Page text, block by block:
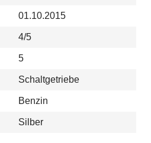
01.10.2015
4/5
5
Schaltgetriebe
Benzin
Silber